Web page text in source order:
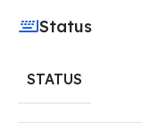
Status
STATUS